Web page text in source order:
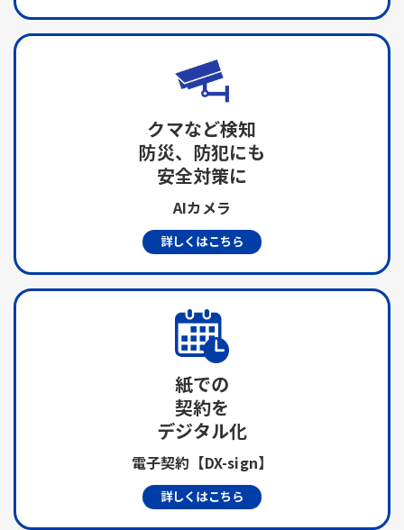
クマなど検知
防災、防犯にも
安全対策に
AIカメラ
詳しくはこちら
紙での
契約を
デジタル化
電子契約【DX-sign】
詳しくはこちら